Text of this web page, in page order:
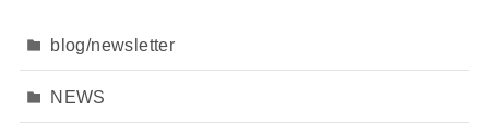
blog/newsletter
NEWS